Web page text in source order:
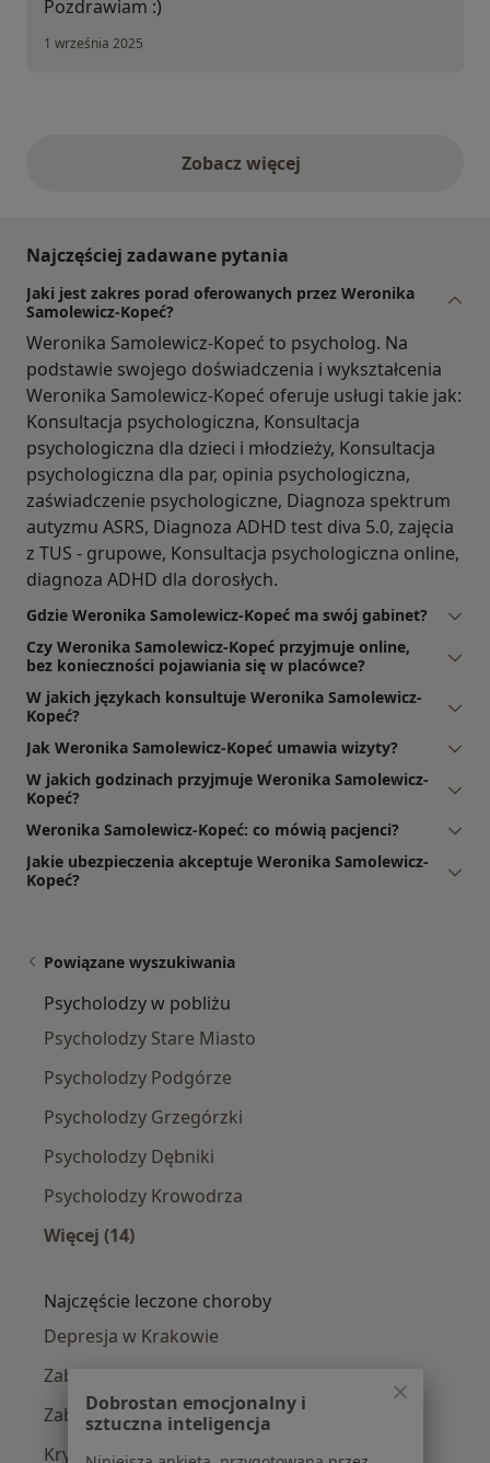
Pozdrawiam :)
1 września 2025
Zobacz więcejopinie powyżej
Najczęściej zadawane pytania
Jaki jest zakres porad oferowanych przez Weronika
Samolewicz-Kopeć?
Weronika Samolewicz-Kopeć to psycholog. Na
podstawie swojego doświadczenia i wykształcenia
Weronika Samolewicz-Kopeć oferuje usługi takie jak:
Konsultacja psychologiczna, Konsultacja
psychologiczna dla dzieci i młodzieży, Konsultacja
psychologiczna dla par, opinia psychologiczna,
zaświadczenie psychologiczne, Diagnoza spektrum
autyzmu ASRS, Diagnoza ADHD test diva 5.0, zajęcia
z TUS - grupowe, Konsultacja psychologiczna online,
diagnoza ADHD dla dorosłych.
Gdzie Weronika Samolewicz-Kopeć ma swój gabinet?
Czy Weronika Samolewicz-Kopeć przyjmuje online,
bez konieczności pojawiania się w placówce?
W jakich językach konsultuje Weronika Samolewicz-
Kopeć?
Jak Weronika Samolewicz-Kopeć umawia wizyty?
W jakich godzinach przyjmuje Weronika Samolewicz-
Kopeć?
Weronika Samolewicz-Kopeć: co mówią pacjenci?
Jakie ubezpieczenia akceptuje Weronika Samolewicz-
Kopeć?
Powiązane wyszukiwania
Psycholodzy w pobliżu
Psycholodzy Stare Miasto
Psycholodzy Podgórze
Psycholodzy Grzegórzki
Psycholodzy Dębniki
Psycholodzy Krowodrza
Więcej (14)
Najczęście leczone choroby
Depresja w Krakowie
Zaburzenia lękowe w Krakowie
Zaburzenia nastroju w Krakowie
Kryzys emocjonalny w Krakowie
Dobrostan emocjonalny i
sztuczna inteligencja